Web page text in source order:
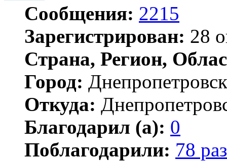
Сообщения: 2215
Зарегистрирован: 28
Страна, Регион,
Город: Днепропетровск
Откуда:
Благодарил (а): 0
Поблагодарили: 78 раз